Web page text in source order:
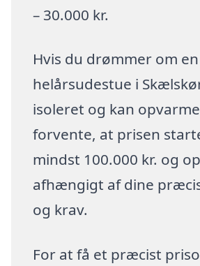
– 30.000 kr.
Hvis du drømmer om
helårsudestue i
isoleret og kan
forvente, at prisen
mindst 100.000 kr. og
afhængigt af dine
og krav.
For at få et præcist